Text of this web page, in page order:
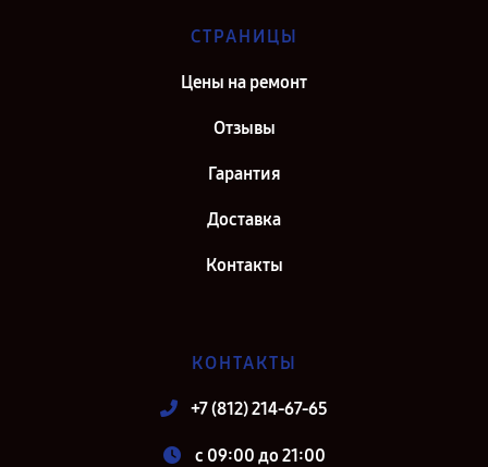
СТРАНИЦЫ
Цены на ремонт
Отзывы
Гарантия
Доставка
Контакты
КОНТАКТЫ
+7 (812) 214-67-65
c 09:00 до 21:00